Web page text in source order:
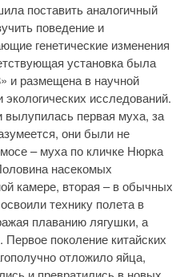
поставить аналогичный
поведение и
генетические изменения
установка была
и размещена в научной
исследований.
вылупилась первая муха, за
они были не
– муха по кличке Нюрка
насекомых
камере, вторая – в обычных
технику полета в
плаванию лягушки, а
поколение китайских
отложило яйца,